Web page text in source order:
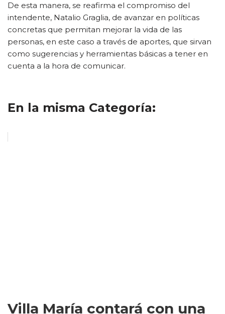
De esta manera, se reafirma el compromiso del
intendente, Natalio Graglia, de avanzar en políticas
concretas que permitan mejorar la vida de las
personas, en este caso a través de aportes, que sirvan
como sugerencias y herramientas básicas a tener en
cuenta a la hora de comunicar.
En la misma Categoría:
Villa María contará con una